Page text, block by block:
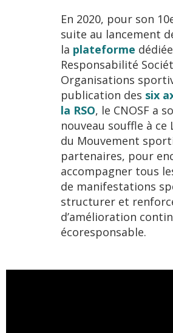
En 2020, pour son
suite au lancement
la plateforme
Responsabilité
Organisations
publication des six
la RSO, le CNOSF a
nouveau souffle à ce
du Mouvement
partenaires, pour
accompagner tous
de manifestations
structurer et
d’amélioration
écoresponsable.